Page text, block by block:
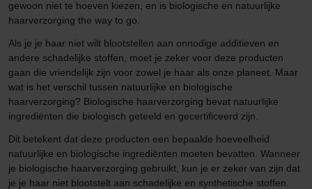
gewoon niet te hoeven kiezen, en is biologische en natuurlijke
haarverzorging the way to go.
Als je je haar niet wilt blootstellen aan onnodige additieven en
andere schadelijke stoffen, moet je zeker voor deze producten
gaan die vriendelijk zijn voor zowel je haar als onze planeet. Maar
wat is het verschil tussen natuurlijke en biologische
haarverzorging? Biologische haarverzorging bevat natuurlijke
ingrediënten die biologisch geteeld en gecertificeerd zijn.
Dit betekent dat deze producten een bepaalde hoeveelheid
natuurlijke en biologische ingrediënten moeten bevatten. Wanneer
je biologische haarverzorging gebruikt, kun je er zeker van zijn dat
je je haar niet blootstelt aan schadelijke en synthetische stoffen.